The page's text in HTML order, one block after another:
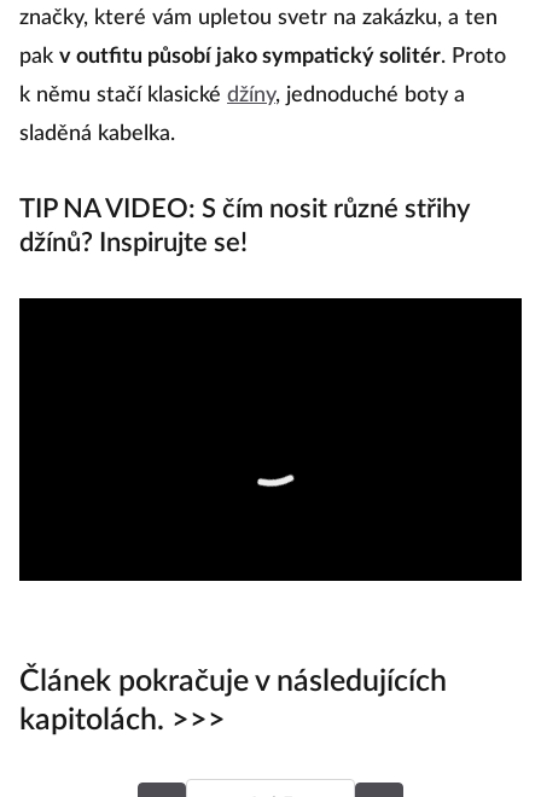
značky, které vám upletou svetr na zakázku, a ten
pak v outfitu působí jako sympatický solitér. Proto
k němu stačí klasické džíny, jednoduché boty a
sladěná kabelka.
TIP NA VIDEO: S čím nosit různé střihy
džínů? Inspirujte se!
Článek pokračuje v následujících
kapitolách. >>>